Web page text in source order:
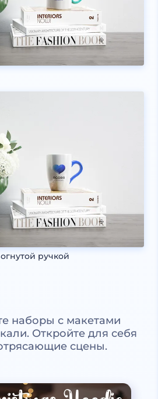
ручкой
наборы с макетами
Откройте для себя
сцены.